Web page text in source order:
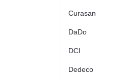
Curasan
DaDo
DCI
Dedeco